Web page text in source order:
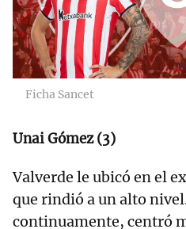
Ficha Sancet
Unai Gómez (3)
Valverde le ubicó en el
que rindió a un alto
continuamente, centró